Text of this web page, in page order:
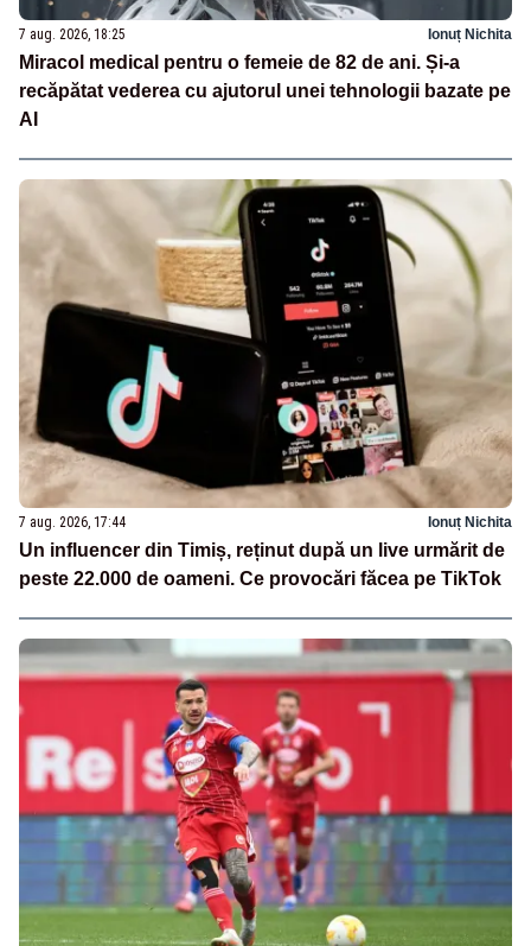
7 aug. 2026, 18:25 Ionuț Nichita
Miracol medical pentru o femeie de 82 de ani. Și-a
recăpătat vederea cu ajutorul unei tehnologii bazate pe
AI
7 aug. 2026, 17:44 Ionuț Nichita
Un influencer din Timiș, reținut după un live urmărit de
peste 22.000 de oameni. Ce provocări făcea pe TikTok